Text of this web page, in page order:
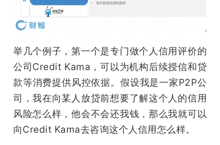
举几个例子，第一个是专门做个人信用评价的
公司Credit Kama，可以为机构后续授信和贷
款等消费提供风控依据。假设我是一家P2P公
司，我在向某人放贷前想要了解这个人的信用
风险怎么样，他会不会还我钱，那么我就可以
向Credit Kama去咨询这个人信用怎么样。